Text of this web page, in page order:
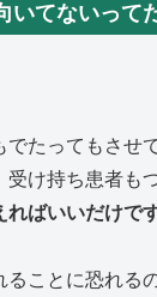
いてないって
でたってもさせ
け持ち患者も
ればいいだけで
ることに恐れる